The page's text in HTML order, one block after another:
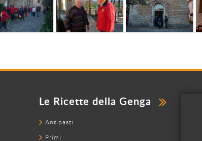
Le Ricette della Genga
Antipasti
Primi